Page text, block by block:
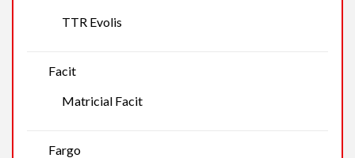
TTR Evolis
Facit
Matricial Facit
Fargo